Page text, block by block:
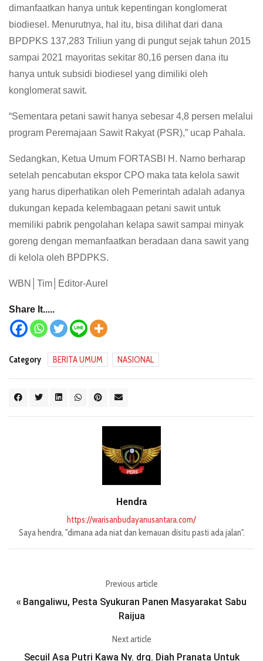
dimanfaatkan hanya untuk kepentingan konglomerat
biodiesel. Menurutnya, hal itu, bisa dilihat dari dana
BPDPKS 137,283 Triliun yang di pungut sejak tahun 2015
sampai 2021 mayoritas sekitar 80,16 persen dana itu
hanya untuk subsidi biodiesel yang dimiliki oleh
konglomerat sawit.
“Sementara petani sawit hanya sebesar 4,8 persen melalui
program Peremajaan Sawit Rakyat (PSR),” ucap Pahala.
Sedangkan, Ketua Umum FORTASBI H. Narno berharap
setelah pencabutan ekspor CPO maka tata kelola sawit
yang harus diperhatikan oleh Pemerintah adalah adanya
dukungan kepada kelembagaan petani sawit untuk
memiliki pabrik pengolahan kelapa sawit sampai minyak
goreng dengan memanfaatkan beradaan dana sawit yang
di kelola oleh BPDPKS.
WBN│Tim│Editor-Aurel
Share It.....
Category BERITA UMUM NASIONAL
Hendra
https://warisanbudayanusantara.com/
Saya hendra, "dimana ada niat dan kemauan disitu pasti ada jalan".
Previous article
« Bangaliwu, Pesta Syukuran Panen Masyarakat Sabu
Raijua
Next article
Secuil Asa Putri Kawa Ny. drg. Diah Pranata Untuk